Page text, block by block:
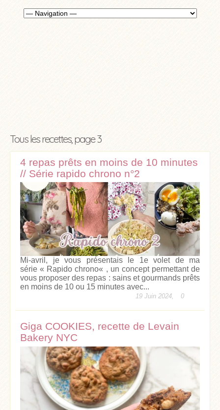
Tous les recettes, page 3
4 repas prêts en moins de 10 minutes
// Série rapido chrono n°2
Mi-avril, je vous présentais le 1e volet de ma
série « Rapido chrono« , un concept permettant de
vous proposer des repas : sains et gourmands prêts
en moins de 10 ou 15 minutes avec...
19 Juin 2024, 0
Giga COOKIES, recette de Levain
Bakery NYC